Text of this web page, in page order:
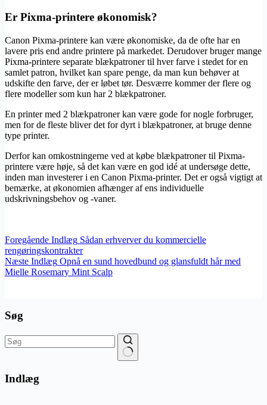
Er Pixma-printere økonomisk?
Canon Pixma-printere kan være økonomiske, da de ofte har en
lavere pris end andre printere på markedet. Derudover bruger mange
Pixma-printere separate blækpatroner til hver farve i stedet for en
samlet patron, hvilket kan spare penge, da man kun behøver at
udskifte den farve, der er løbet tør. Desværre kommer der flere og
flere modeller som kun har 2 blækpatroner.
En printer med 2 blækpatroner kan være gode for nogle forbruger,
men for de fleste bliver det for dyrt i blækpatroner, at bruge denne
type printer.
Derfor kan omkostningerne ved at købe blækpatroner til Pixma-
printere være høje, så det kan være en god idé at undersøge dette,
inden man investerer i en Canon Pixma-printer. Det er også vigtigt at
bemærke, at økonomien afhænger af ens individuelle
udskrivningsbehov og -vaner.
Foregående Indlæg Sådan erhverver du kommercielle
rengøringskontrakter
Næste Indlæg Opnå en sund hovedbund og glansfuldt hår med
Mielle Rosemary Mint Scalp
Søg
resultater
Indlæg